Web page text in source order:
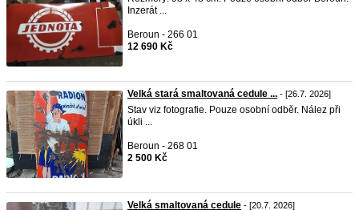
Inzerát ...
Beroun - 266 01
12 690 Kč
Velká stará smaltovaná cedule ... - [26.7. 2026]
Stav viz fotografie. Pouze osobní odběr. Nález při
úkli ...
Beroun - 268 01
2 500 Kč
Velká smaltovaná cedule - [20.7. 2026]